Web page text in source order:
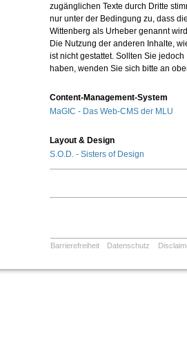
zugänglichen Texte durch Dritte
nur unter der Bedingung zu, dass
Wittenberg als Urheber genannt
Die Nutzung der anderen Inhalte,
ist nicht gestattet. Sollten Sie
haben, wenden Sie sich bitte an
Content-Management-System
MaGIC - Das Web-CMS der MLU
Layout & Design
S.O.D. - Sisters of Design
Barrierefreiheit Datenschutz